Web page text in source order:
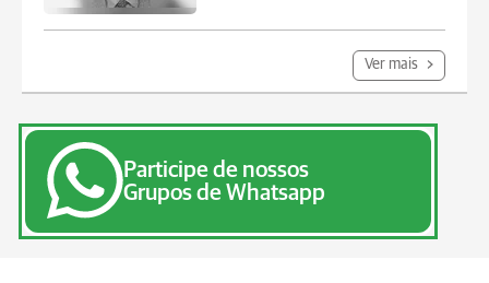
Ver mais
Participe de nossos
Grupos de Whatsapp